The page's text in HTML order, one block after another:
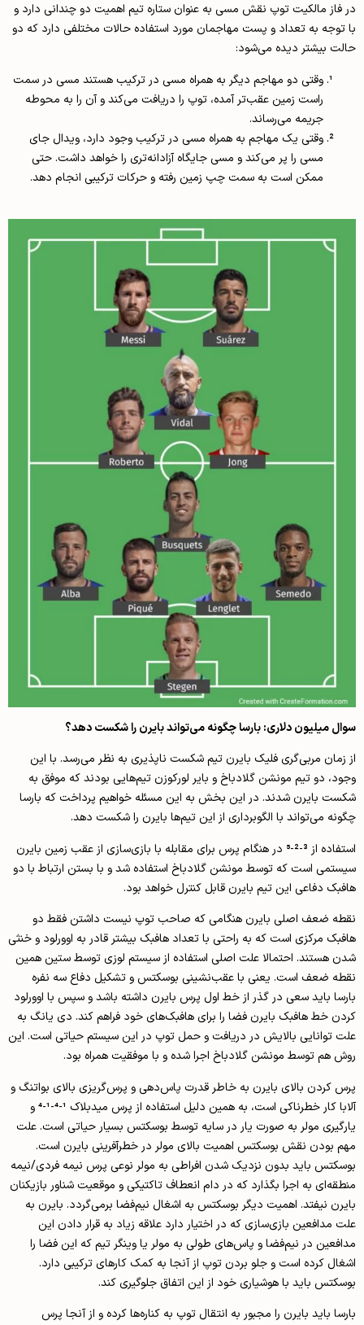
در فاز مالکیت توپ نقش مسی به عنوان ستاره تیم اهمیت دو چندانی دارد و
با توجه به تعداد و پست مهاجمان مورد استفاده حالات مختلفی دارد که دو
حالت بیشتر دیده می­‌شود:
وقتی دو مهاجم دیگر به همراه مسی در ترکیب هستند مسی در سمت
راست زمین عقب‌­تر آمده، توپ را دریافت می­‌کند و آن­ را به محوطه
جریمه می­‌رساند.
وقتی یک مهاجم به همراه مسی در ترکیب وجود دارد، ویدال جای
مسی را پر می­‌کند و مسی جایگاه آزادانه‌­تری را خواهد داشت. حتی
ممکن است به سمت چپ زمین رفته و حرکات ترکیبی انجام دهد.
سوال میلیون دلاری: بارسا چگونه می­‌تواند بایرن را شکست دهد؟
از زمان مربی‌گری فلیک بایرن تیم شکست ناپذیری به نظر می­‌رسد. با این
وجود، دو تیم مونشن گلادباخ و بایر لورکوزن تیم­‌هایی بودند که موفق به
شکست بایرن شدند. در این بخش به این مسئله خواهیم پرداخت که بارسا
چگونه می‌­تواند با الگوبرداری از این تیم‌­ها بایرن را شکست دهد.
استفاده از 3-2-5 در هنگام پرس برای مقابله با بازی­‌سازی از عقب زمین بایرن
سیستمی است که توسط مونشن گلادباخ استفاده شد و با بستن ارتباط با دو
هافبک دفاعی این تیم بایرن قابل کنترل خواهد بود.
نقطه ضعف اصلی بایرن هنگامی که صاحب توپ نیست داشتن فقط دو
هافبک مرکزی است که به راحتی با تعداد هافبک بیشتر قادر به اوورلود و خنثی
شدن هستند. احتمالا علت اصلی استفاده از سیستم لوزی توسط ستین همین
نقطه ضعف است. یعنی با عقب‌نشینی بوسکتس و تشکیل دفاع سه نفره
بارسا باید سعی در گذر از خط اول پرس بایرن داشته باشد و سپس با اوورلود
کردن خط هافبک بایرن فضا را برای هافبک‌­های خود فراهم کند. دی یانگ به
علت توانایی بالایش در دریافت و حمل توپ در این سیستم حیاتی است. این
روش هم توسط مونشن گلادباخ اجرا شده و با موفقیت همراه بود.
پرس کردن بالای بایرن به خاطر قدرت پاس­‌دهی و پرس­‌گریزی بالای بواتنگ و
آلابا کار خطرناکی است، به همین دلیل استفاده از پرس میدبلاک 1-4-1-4 و
یارگیری مولر به صورت یار در سایه توسط بوسکتس بسیار حیاتی است. علت
مهم بودن نقش بوسکتس اهمیت بالای مولر در خطرآفرینی بایرن است.
بوسکتس باید بدون نزدیک شدن افراطی به مولر نوعی پرس نیمه فردی/نیمه
منطقه‌­ای به اجرا بگذارد که در دام انعطاف تاکتیکی و موقعیت شناور بازیکنان
بایرن نیفتد. اهمیت دیگر بوسکتس به اشغال نیم‌­فضا برمی­‌گردد. بایرن به
علت مدافعین بازی‌سازی که در اختیار دارد علاقه زیاد به قرار دادن این
مدافعین در نیم‌فضا و پاس­‌های طولی به مولر یا وینگر تیم که این فضا را
اشغال کرده است و جلو بردن توپ از آنجا به کمک کارهای ترکیبی دارد.
بوسکتس باید با هوشیاری خود از این اتفاق جلوگیری کند.
بارسا باید بایرن را مجبور به انتقال توپ به کناره‌­ها کرده و از آنجا پرس